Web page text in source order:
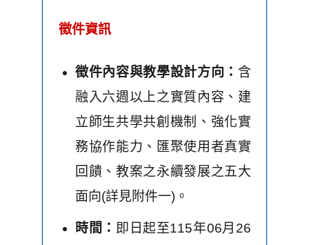
徵件資訊
徵件內容與教學設計方向： 含
融入六週以上之實質內容、建
立師生共學共創機制、強化實
務協作能力、匯聚使用者真實
回饋、教案之永續發展之五大
面向(詳見附件一)。
時間： 即日起至115年06月26